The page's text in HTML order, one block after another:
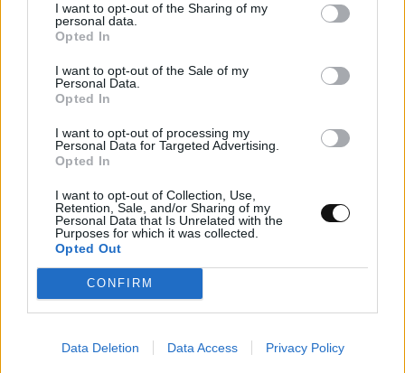
I want to opt-out of the Sharing of my
personal data.
Opted In
I want to opt-out of the Sale of my
Personal Data.
Opted In
I want to opt-out of processing my
Personal Data for Targeted Advertising.
Opted In
I want to opt-out of Collection, Use,
Retention, Sale, and/or Sharing of my
Personal Data that Is Unrelated with the
Purposes for which it was collected.
Opted Out
CONFIRM
Data Deletion Data Access Privacy Policy
παραγωγή αμμωνίας καταστέλλοντας
ανεπιθύμητες αντιδράσεις
ΕΠΙΣΤΉΜΗ 22:00, 06/08/2026